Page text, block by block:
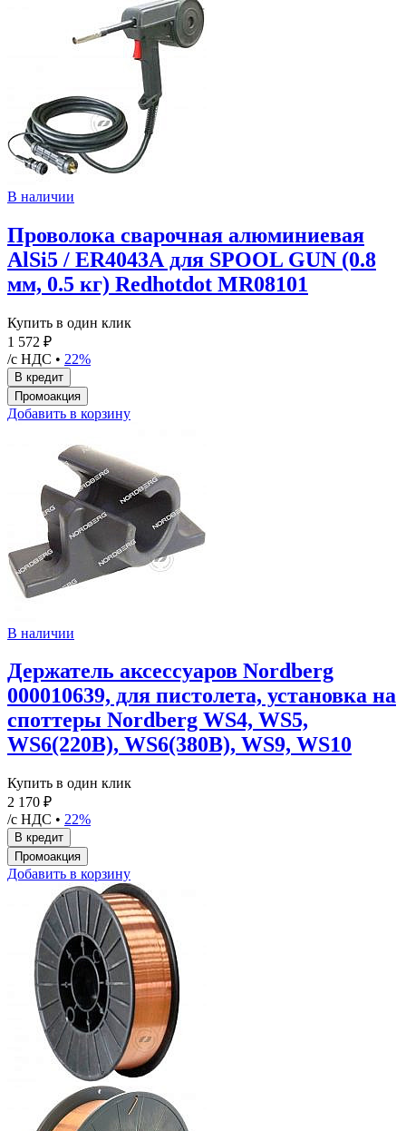
В наличии
Проволока сварочная алюминиевая
AlSi5 / ER4043А для SPOOL GUN (0.8
мм, 0.5 кг) Redhotdot MR08101
Купить в один клик
1 572 ₽
/с НДС • 22%
Добавить в корзину
В наличии
Держатель аксессуаров Nordberg
000010639, для пистолета, установка на
споттеры Nordberg WS4, WS5,
WS6(220В), WS6(380В), WS9, WS10
Купить в один клик
2 170 ₽
/с НДС • 22%
Добавить в корзину